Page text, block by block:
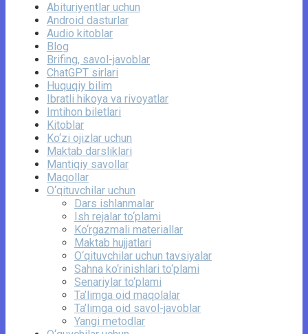
Abituriyentlar uchun
Android dasturlar
Audio kitoblar
Blog
Brifing, savol-javoblar
ChatGPT sirlari
Huquqiy bilim
Ibratli hikoya va rivoyatlar
Imtihon biletlari
Kitoblar
Ko‘zi ojizlar uchun
Maktab darsliklari
Mantiqiy savollar
Maqollar
O‘qituvchilar uchun
Dars ishlanmalar
Ish rejalar to‘plami
Ko‘rgazmali materiallar
Maktab hujjatlari
O‘qituvchilar uchun tavsiyalar
Sahna ko‘rinishlari to‘plami
Senariylar to‘plami
Ta’limga oid maqolalar
Ta’limga oid savol-javoblar
Yangi metodlar